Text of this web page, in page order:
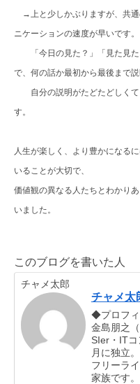
→上と少しかぶりますが、共通
ニケーションの速度が早いです。
「今日の見た？」「見た見た
で、何の話か最初から最後まで説
自分の説明がたどたどしくて
す。
人生が楽しく、より豊かになる
いることが大切で、
価値観の異なる人たちとわかり
いました。
このブログを書いた人
チャメ太郎
チャメ太
◆プロフ
金島朋之
SIer・IT
月に独立。
フリーラ
家族です。